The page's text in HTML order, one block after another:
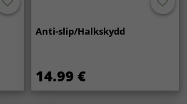
Anti-slip/Halkskydd
14.99 €